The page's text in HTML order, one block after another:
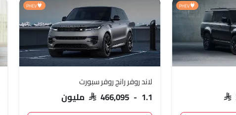
PHEV
PHEV
لاند روفر رانج روفر سبورت
SAR 466,095 - 1.1 مليون